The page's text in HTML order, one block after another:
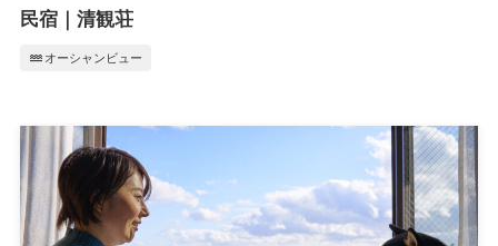
民宿｜清観荘
water オーシャンビュー